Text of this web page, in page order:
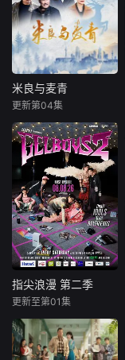
拥有美满的婚姻，
但在卷入一场事故
后，她意外发现丈
夫在每个月“第3个
星期五”都有一段完
全对不上号的神秘
行踪。于是，在看
后，她将面对人性
中真实
米良与麦青
赵波
一根网线连接了中
国鹿鸣村和英国牛
津，麦香通过视频
向米良宣告：婚不
结了。鹿鸣村开了
锅，村民大骂麦香
是叛徒。麦香是婚
前体检查出不孕
症，从此走上虐心
旅途。米良火速回
出。米良不再相信
情感，空虚
米良与麦青
更新第04集
指尖浪漫 第二季
皮德·蒙塔布姆·苏蒙瓦朗库尔
玛西敦·皮木颂克朗
指尖浪漫 第二季
更新至第01集